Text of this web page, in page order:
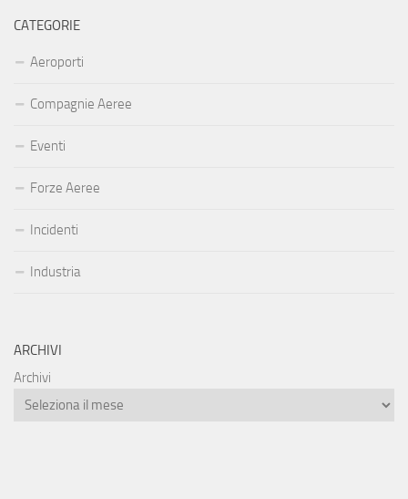
CATEGORIE
Aeroporti
Compagnie Aeree
Eventi
Forze Aeree
Incidenti
Industria
ARCHIVI
Archivi